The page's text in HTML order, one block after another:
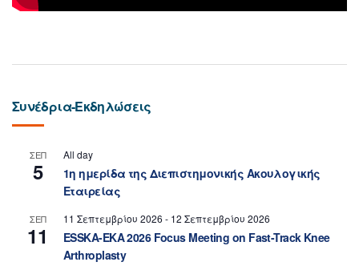
Συνέδρια-Εκδηλώσεις
ΣΕΠ
5
All day
1η ημερίδα της Διεπιστημονικής Ακουλογικής
Εταιρείας
ΣΕΠ
11
11 Σεπτεμβρίου 2026 - 12 Σεπτεμβρίου 2026
ESSKA-EKA 2026 Focus Meeting on Fast-Track Knee
Arthroplasty